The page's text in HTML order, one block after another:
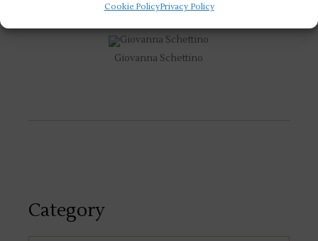
Cookie PolicyPrivacy Policy
Giovanna Schettino
Category